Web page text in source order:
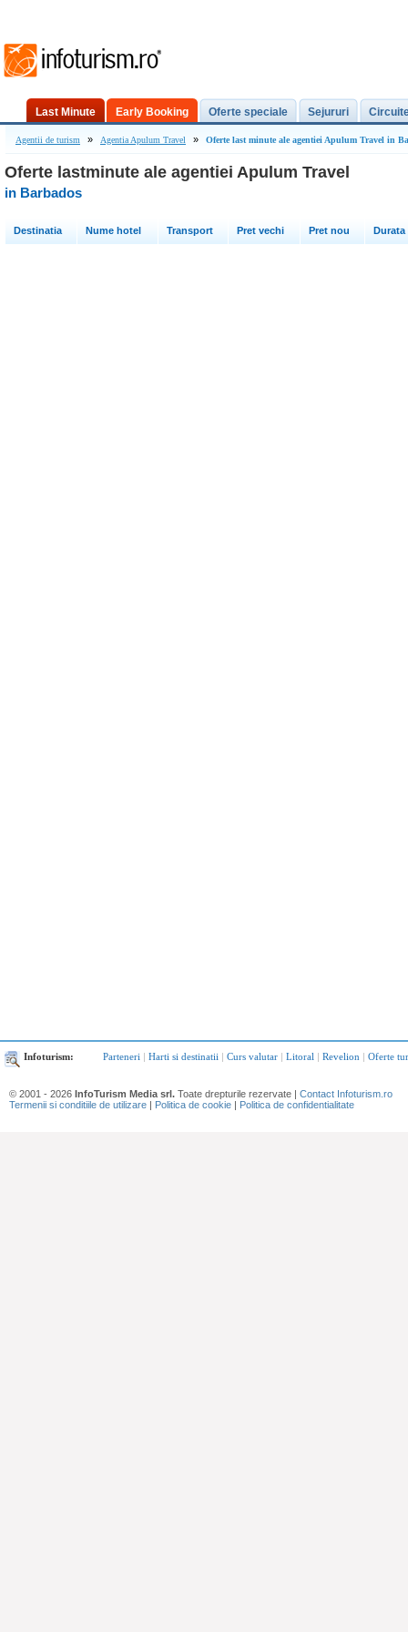
Last Minute Early Booking Oferte speciale Sejururi
Agentii de turism » Agentia Apulum Travel » Oferte last minute ale agentiei Apulum Travel in
Oferte lastminute ale agentiei Apulum Travel
in Barbados
Destinatia Nume hotel Transport Pret vechi Pret nou Durata
Infoturism: Parteneri | Harti si destinatii | Curs valutar | Litoral | Revelion | Oferte
© 2001 - 2026 InfoTurism Media srl. Toate drepturile rezervate | Contact Infoturism.ro
Termenii si conditiile de utilizare | Politica de cookie | Politica de confidentialitate